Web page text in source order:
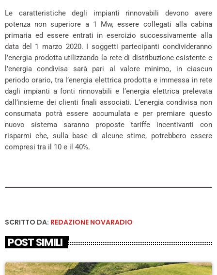
Le caratteristiche degli impianti rinnovabili devono avere
potenza non superiore a 1 Mw, essere collegati alla cabina
primaria ed essere entrati in esercizio successivamente alla
data del 1 marzo 2020. I soggetti partecipanti condivideranno
l’energia prodotta utilizzando la rete di distribuzione esistente e
l’energia condivisa sarà pari al valore minimo, in ciascun
periodo orario, tra l’energia elettrica prodotta e immessa in rete
dagli impianti a fonti rinnovabili e l’energia elettrica prelevata
dall’insieme dei clienti finali associati. L’energia condivisa non
consumata potrà essere accumulata e per premiare questo
nuovo sistema saranno proposte tariffe incentivanti con
risparmi che, sulla base di alcune stime, potrebbero essere
compresi tra il 10 e il 40%.
SCRITTO DA: REDAZIONE NOVARADIO
POST SIMILI